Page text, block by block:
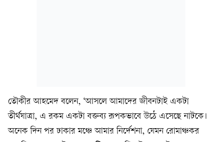
তৌকীর আহমেদ বলেন, ‘আসলে আমাদের জীবনটাই একটা
তীর্থযাত্রা, এ রকম একটা বক্তব্য রূপকভাবে উঠে এসেছে নাটকে।
অনেক দিন পর ঢাকার মঞ্চে আমার নির্দেশনা, যেমন রোমাঞ্চকর